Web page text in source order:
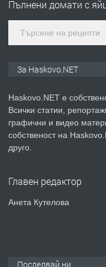
ПРЕДЛАГА
Пълнени домати с
За Haskovo.NET
Haskovo.NET е
Всички статии,
графични и видео
собственост на
друго.
Главен редактор
Анета Кутелова
Последвай ни